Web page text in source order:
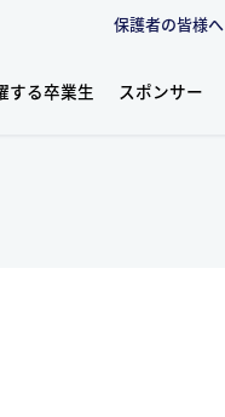
保護者の皆様へ
する卒業生 スポンサー